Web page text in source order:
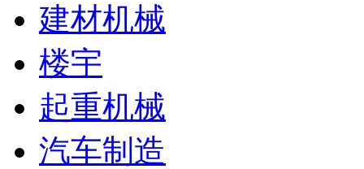
建材机械
楼宇
起重机械
汽车制造